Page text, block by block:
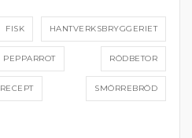
FISK HANTVERKSBRYGGERIET
PEPPARROT RÖDBETOR
RECEPT SMÖRREBRÖD